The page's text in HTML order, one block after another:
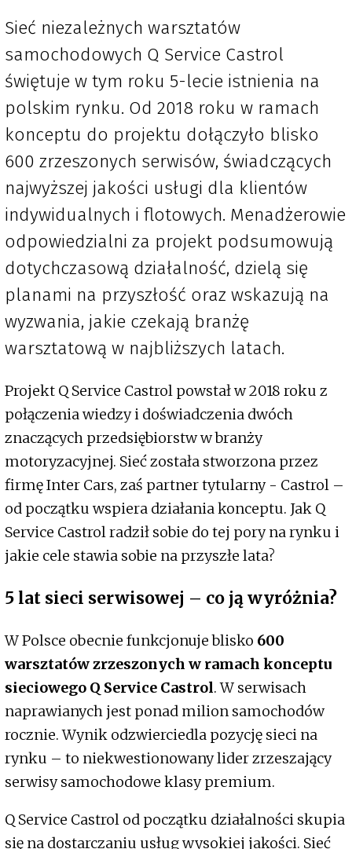
Sieć niezależnych warsztatów
samochodowych Q Service Castrol
świętuje w tym roku 5-lecie istnienia na
polskim rynku. Od 2018 roku w ramach
konceptu do projektu dołączyło blisko
600 zrzeszonych serwisów, świadczących
najwyższej jakości usługi dla klientów
indywidualnych i flotowych. Menadżerowie
odpowiedzialni za projekt podsumowują
dotychczasową działalność, dzielą się
planami na przyszłość oraz wskazują na
wyzwania, jakie czekają branżę
warsztatową w najbliższych latach.
Projekt Q Service Castrol powstał w 2018 roku z
połączenia wiedzy i doświadczenia dwóch
znaczących przedsiębiorstw w branży
motoryzacyjnej. Sieć została stworzona przez
firmę Inter Cars, zaś partner tytularny - Castrol –
od początku wspiera działania konceptu. Jak Q
Service Castrol radził sobie do tej pory na rynku i
jakie cele stawia sobie na przyszłe lata?
5 lat sieci serwisowej – co ją wyróżnia?
W Polsce obecnie funkcjonuje blisko 600
warsztatów zrzeszonych w ramach konceptu
sieciowego Q Service Castrol. W serwisach
naprawianych jest ponad milion samochodów
rocznie. Wynik odzwierciedla pozycję sieci na
rynku – to niekwestionowany lider zrzeszający
serwisy samochodowe klasy premium.
Q Service Castrol od początku działalności skupia
się na dostarczaniu usług wysokiej jakości. Sieć